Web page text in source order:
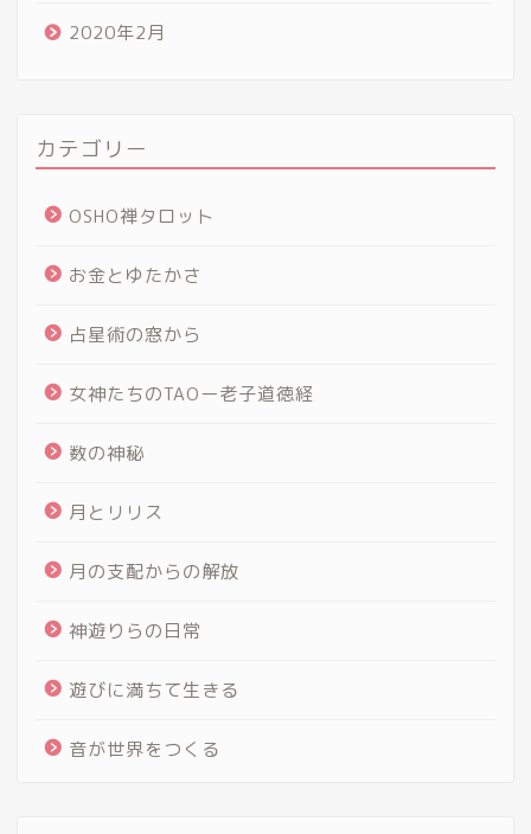
2020年2月
カテゴリー
OSHO禅タロット
お金とゆたかさ
占星術の窓から
女神たちのTAOー老子道徳経
数の神秘
月とリリス
月の支配からの解放
神遊りらの日常
遊びに満ちて生きる
音が世界をつくる